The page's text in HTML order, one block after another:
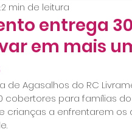
entrega
em mais
2 min de leitura
de Agasalhos do RC
cobertores para famílias
crianças a enfrentarem